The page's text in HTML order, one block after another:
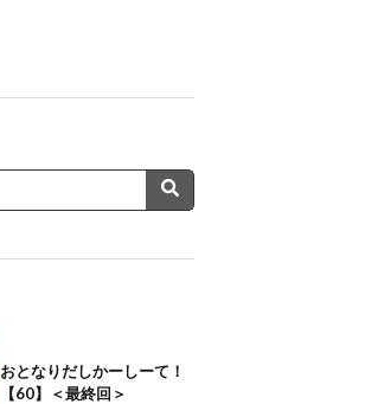
おとなりだしかーしーて！
【60】＜最終回＞